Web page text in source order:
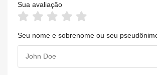
Sua avaliação
Seu nome e sobrenome ou seu